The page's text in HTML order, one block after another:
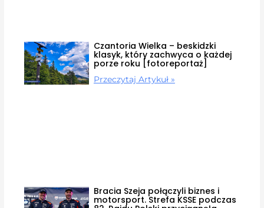
Czantoria Wielka – beskidzki
klasyk, który zachwyca o każdej
porze roku [fotoreportaż]
Przeczytaj Artykuł »
Bracia Szeja połączyli biznes i
motorsport. Strefa KSSE podczas